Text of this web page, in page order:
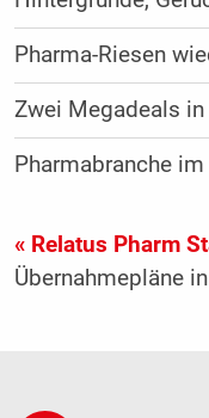
Pharma-Riesen
Zwei Megadeals
Pharmabranche
« Relatus Pharm
Übernahmepläne